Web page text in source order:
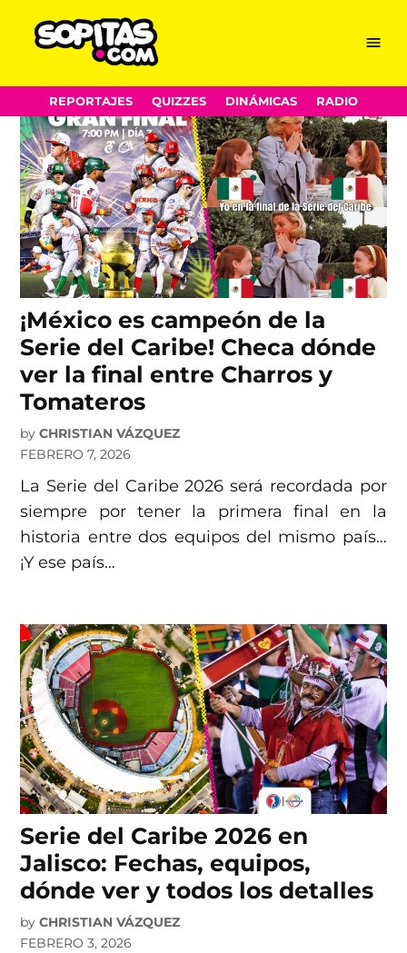
content
Menu
REPORTAJES QUIZZES DINÁMICAS RADIO
Serie del Caribe
¡México es campeón de la
Serie del Caribe! Checa dónde
ver la final entre Charros y
Tomateros
by CHRISTIAN VÁZQUEZ
FEBRERO 7, 2026
La Serie del Caribe 2026 será recordada por
siempre por tener la primera final en la
historia entre dos equipos del mismo país…
¡Y ese país…
Serie del Caribe 2026 en
Jalisco: Fechas, equipos,
dónde ver y todos los detalles
by CHRISTIAN VÁZQUEZ
FEBRERO 3, 2026